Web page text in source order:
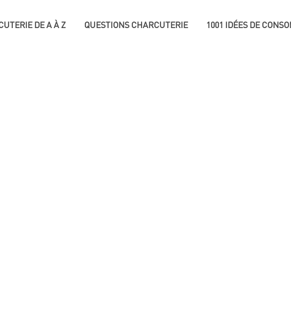
DE A À Z QUESTIONS CHARCUTERIE 1001 IDÉES DE